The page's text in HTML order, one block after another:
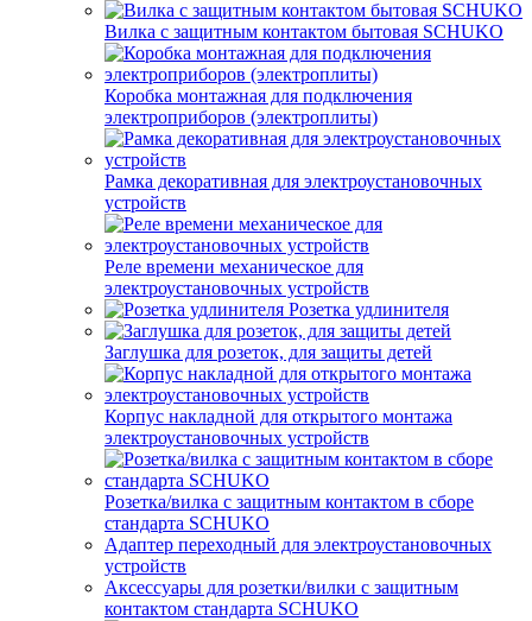
Вилка с защитным контактом бытовая SCHUKO
Коробка монтажная для подключения
электроприборов (электроплиты)
Рамка декоративная для электроустановочных
устройств
Реле времени механическое для
электроустановочных устройств
Розетка удлинителя
Заглушка для розеток, для защиты детей
Корпус накладной для открытого монтажа
электроустановочных устройств
Розетка/вилка с защитным контактом в сборе
стандарта SCHUKO
Адаптер переходный для электроустановочных
устройств
Аксессуары для розетки/вилки с защитным
контактом стандарта SCHUKO